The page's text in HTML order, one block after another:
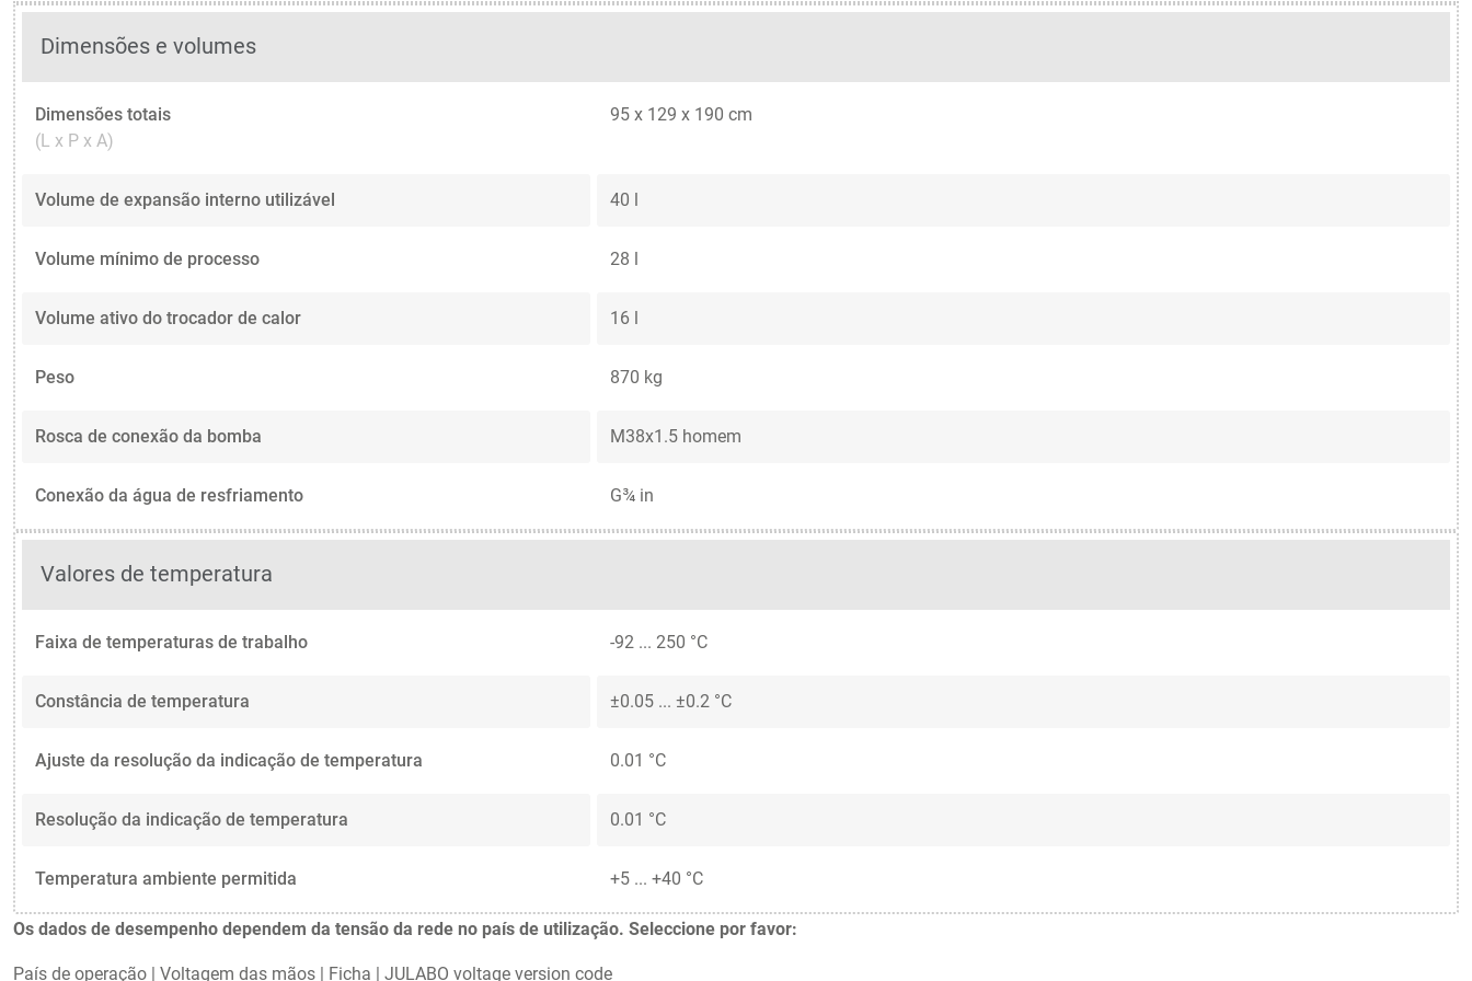
Dimensões e volumes
Dimensões totais
(L x P x A)
95 x 129 x 190 cm
Volume de expansão interno utilizável 40 l
Volume mínimo de processo 28 l
Volume ativo do trocador de calor 16 l
Peso 870 kg
Rosca de conexão da bomba M38x1.5 homem
Conexão da água de resfriamento G¾ in
Valores de temperatura
Faixa de temperaturas de trabalho -92 ... 250 °C
Constância de temperatura ±0.05 ... ±0.2 °C
Ajuste da resolução da indicação de temperatura 0.01 °C
Resolução da indicação de temperatura 0.01 °C
Temperatura ambiente permitida +5 ... +40 °C
Os dados de desempenho dependem da tensão da rede no país de utilização. Seleccione por favor:
País de operação | Voltagem das mãos | Ficha | JULABO voltage version code